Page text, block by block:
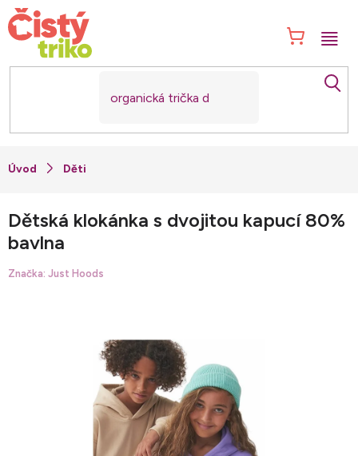
Přejít
na
obsah
Děti
Dětská klokánka s dvojitou kapucí 80%
bavlna
Značka: Just Hoods